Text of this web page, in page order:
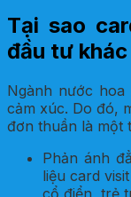
Tại sao
đầu tư
Ngành nước
cảm xúc. Do đó,
đơn thuần là một
Phản ánh
liệu card
cổ điển, trẻ